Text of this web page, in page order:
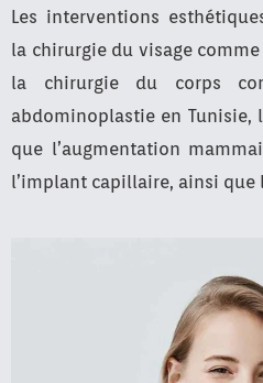
Les interventions
la chirurgie du visage
la chirurgie du corps
abdominoplastie en Tunisie,
que l’augmentation
l’implant capillaire, ainsi que